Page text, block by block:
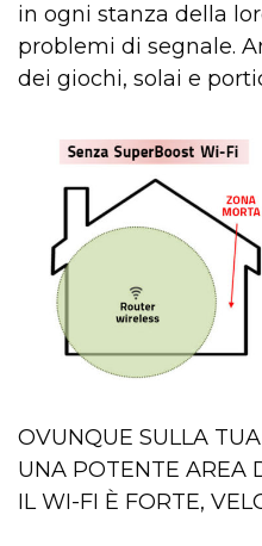
in ogni stanza della
problemi di segnale.
dei giochi, solai e
OVUNQUE SULLA
UNA POTENTE AREA
IL WI-FI È FORTE,